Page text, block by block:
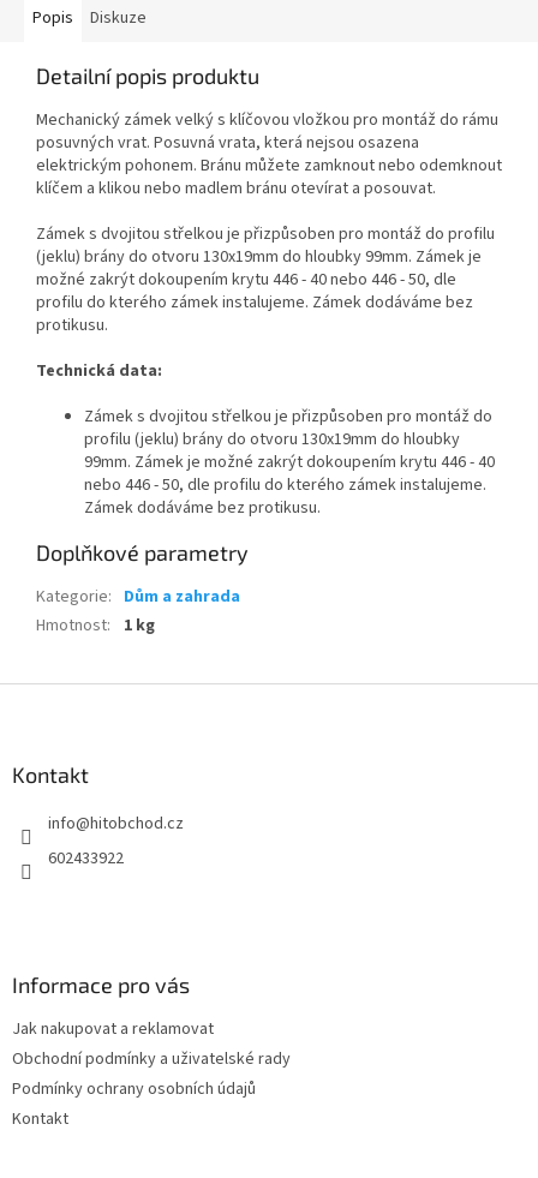
Popis Diskuze
Detailní popis produktu
Mechanický zámek velký s klíčovou vložkou pro montáž do rámu
posuvných vrat. Posuvná vrata, která nejsou osazena
elektrickým pohonem. Bránu můžete zamknout nebo odemknout
klíčem a klikou nebo madlem bránu otevírat a posouvat.
Zámek s dvojitou střelkou je přizpůsoben pro montáž do profilu
(jeklu) brány do otvoru 130x19mm do hloubky 99mm. Zámek je
možné zakrýt dokoupením krytu 446 - 40 nebo 446 - 50, dle
profilu do kterého zámek instalujeme. Zámek dodáváme bez
protikusu.
Technická data:
Zámek s dvojitou střelkou je přizpůsoben pro montáž do
profilu (jeklu) brány do otvoru 130x19mm do hloubky
99mm. Zámek je možné zakrýt dokoupením krytu 446 - 40
nebo 446 - 50, dle profilu do kterého zámek instalujeme.
Zámek dodáváme bez protikusu.
Doplňkové parametry
Kategorie: Dům a zahrada
Hmotnost: 1 kg
Kontakt
info@hitobchod.cz
602433922
Informace pro vás
Jak nakupovat a reklamovat
Obchodní podmínky a uživatelské rady
Podmínky ochrany osobních údajů
Kontakt